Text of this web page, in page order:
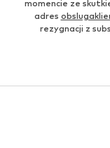
momencie ze
adres
rezygnacji z